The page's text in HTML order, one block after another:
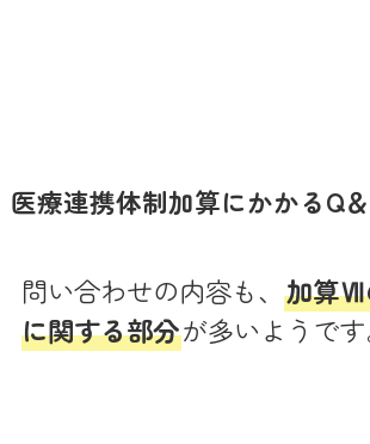
医療連携体制加算にかかるQ
問い合わせの内容も、 加算Ⅶ
に関する部分が多いようです